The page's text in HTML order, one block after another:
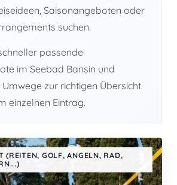
Saisonangeboten oder
suchen.
passende
im Seebad Bansin und
zur richtigen Übersicht
einzelnen Eintrag.
(REITEN, GOLF, ANGELN, RAD,